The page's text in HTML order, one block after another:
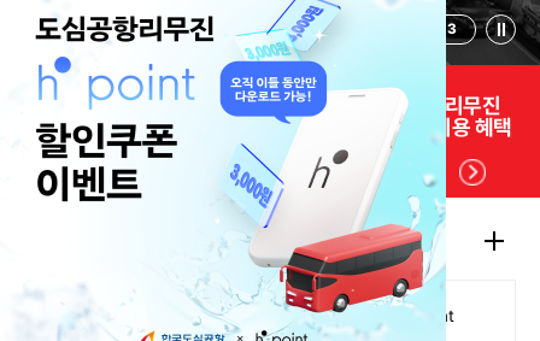
닫기
3
실시간
위치안내
리무진 노선
및 시간표
리무진
리무진
이용 혜택
공지사항
[인천국제공항공사 x 잔망루피]
도심공항리무진 x H.Point